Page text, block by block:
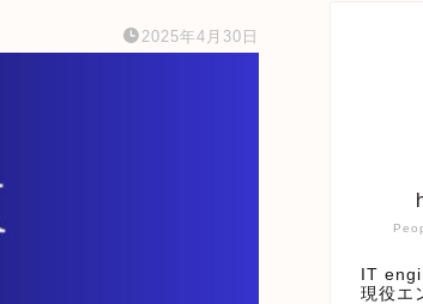
2025年4月30日
IT
現役エ